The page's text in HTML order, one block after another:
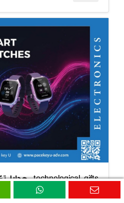
هدايا-تكنولوجية -technological-gifts
عرض